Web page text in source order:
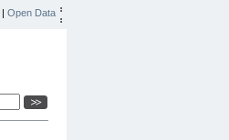
| Open Data